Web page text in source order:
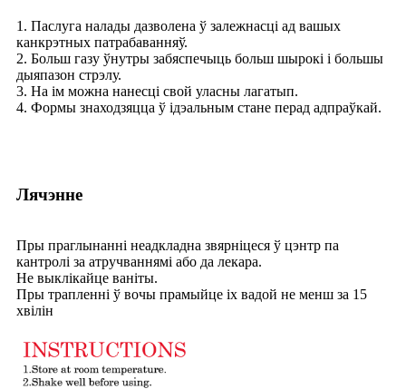
1. Паслуга налады дазволена ў залежнасці ад вашых
канкрэтных патрабаванняў.
2. Больш газу ўнутры забяспечыць больш шырокі і большы
дыяпазон стрэлу.
3. На ім можна нанесці свой уласны лагатып.
4. Формы знаходзяцца ў ідэальным стане перад адпраўкай.
Лячэнне
Пры праглынанні неадкладна звярніцеся ў цэнтр па
кантролі за атручваннямі або да лекара.
Не выклікайце ваніты.
Пры трапленні ў вочы прамыйце іх вадой не менш за 15
хвілін